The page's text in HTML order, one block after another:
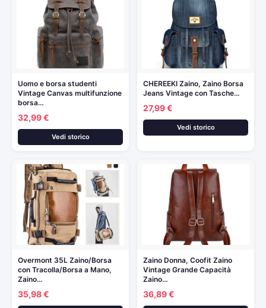
Uomo e borsa studenti
Vintage Canvas multifunzione
borsa…
32,99 €
Vedi storico
CHEREEKI Zaino, Zaino Borsa
Jeans Vintage con Tasche…
27,99 €
Vedi storico
Overmont 35L Zaino/Borsa
con Tracolla/Borsa a Mano,
Zaino…
35,98 €
Zaino Donna, Coofit Zaino
Vintage Grande Capacità
Zaino…
36,89 €